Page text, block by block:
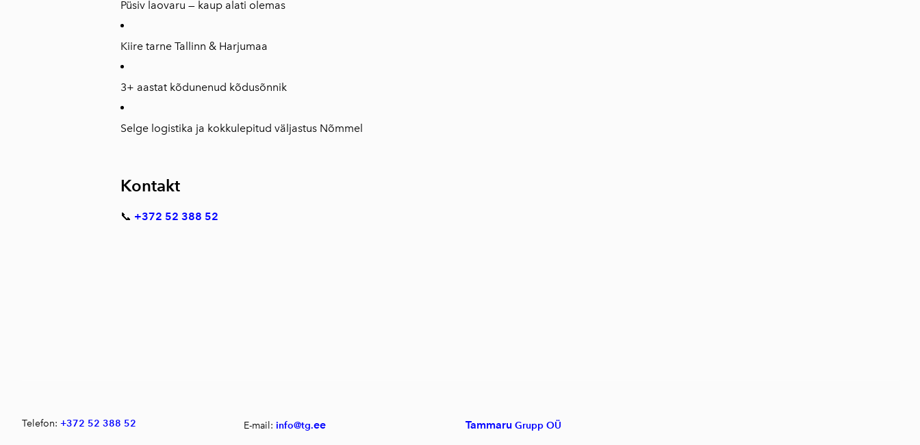
Püsiv laovaru — kaup alati olemas
Kiire tarne Tallinn & Harjumaa
3+ aastat kõdunenud kõdusõnnik
Selge logistika ja kokkulepitud väljastus Nõmmel
Kontakt
📞 +372 52 388 52
Telefon: +372 52 388 52 E-mail: info@tg.ee Tammaru Grupp OÜ